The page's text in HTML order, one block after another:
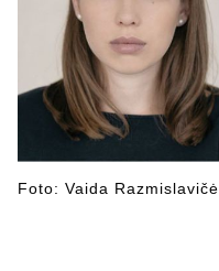
Foto: Vaida Razmislavičė